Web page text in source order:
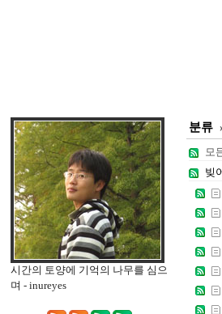
시간의 토양에 기억의 나무를 심으
며 - inureyes
분류
모
빚